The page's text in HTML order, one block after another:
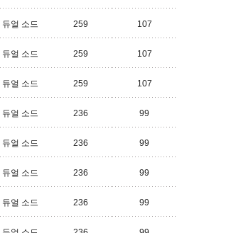
듀얼 소드 259 107
듀얼 소드 259 107
듀얼 소드 259 107
듀얼 소드 236 99
듀얼 소드 236 99
듀얼 소드 236 99
듀얼 소드 236 99